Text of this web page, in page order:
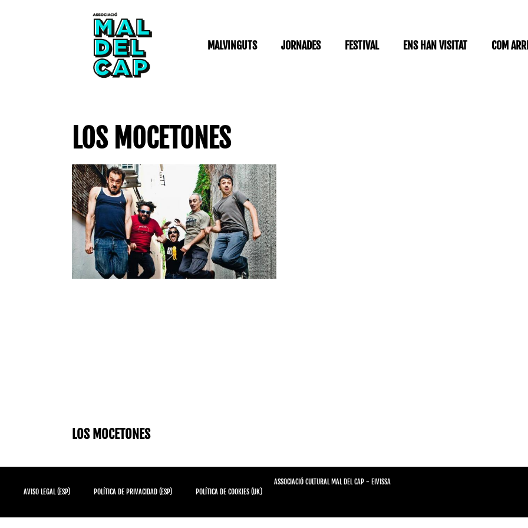
MALVINGUTS JORNADES FESTIVAL ENS HAN VISITAT COM
LOS MOCETONES
LOS MOCETONES
AVISO LEGAL (ESP) POLÍTICA DE PRIVACIDAD (ESP) POLÍTICA DE COOKIES (UK)
ASSOCIACIÓ CULTURAL MAL DEL CAP - EIVISSA